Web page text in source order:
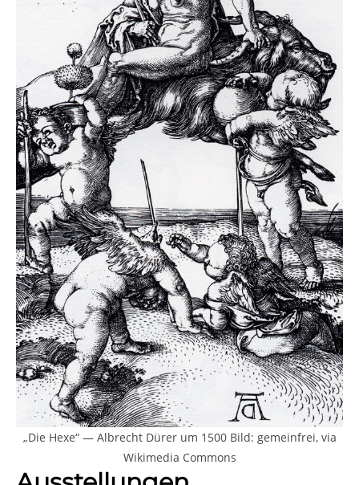
„Die Hexe“ — Albrecht Dürer um 1500 Bild: gemeinfrei, via
Wikimedia Commons